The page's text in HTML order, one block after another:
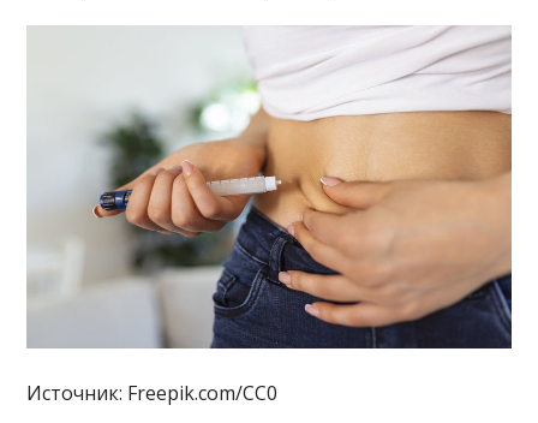
Источник: Freepik.com/CC0